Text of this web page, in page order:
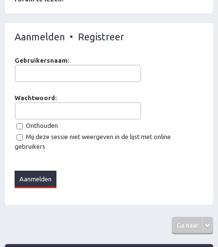
Aanmelden • Registreer
Gebruikersnaam:
Wachtwoord:
Onthouden
Mij deze sessie niet weergeven in de lijst met online
gebruikers
Ga naar